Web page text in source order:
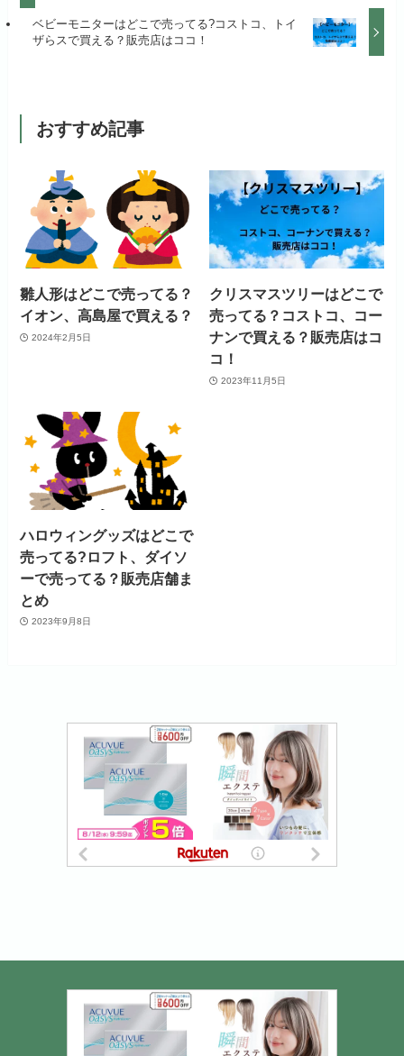
ベビーモニターはどこで売ってる?コストコ、トイ
ザらスで買える？販売店はココ！
おすすめ記事
雛人形はどこで売ってる？
イオン、高島屋で買える？
2024年2月5日
クリスマスツリーはどこで
売ってる？コストコ、コー
ナンで買える？販売店はコ
コ！
2023年11月5日
ハロウィングッズはどこで
売ってる?ロフト、ダイソ
ーで売ってる？販売店舗ま
とめ
2023年9月8日